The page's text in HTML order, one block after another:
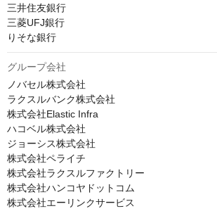
三井住友銀行
三菱UFJ銀行
りそな銀行
グループ会社
ノバセル株式会社
ラクスルバンク株式会社
株式会社Elastic Infra
ハコベル株式会社
ジョーシス株式会社
株式会社ペライチ
株式会社ラクスルファクトリー
株式会社ハンコヤドットコム
株式会社エーリンクサービス